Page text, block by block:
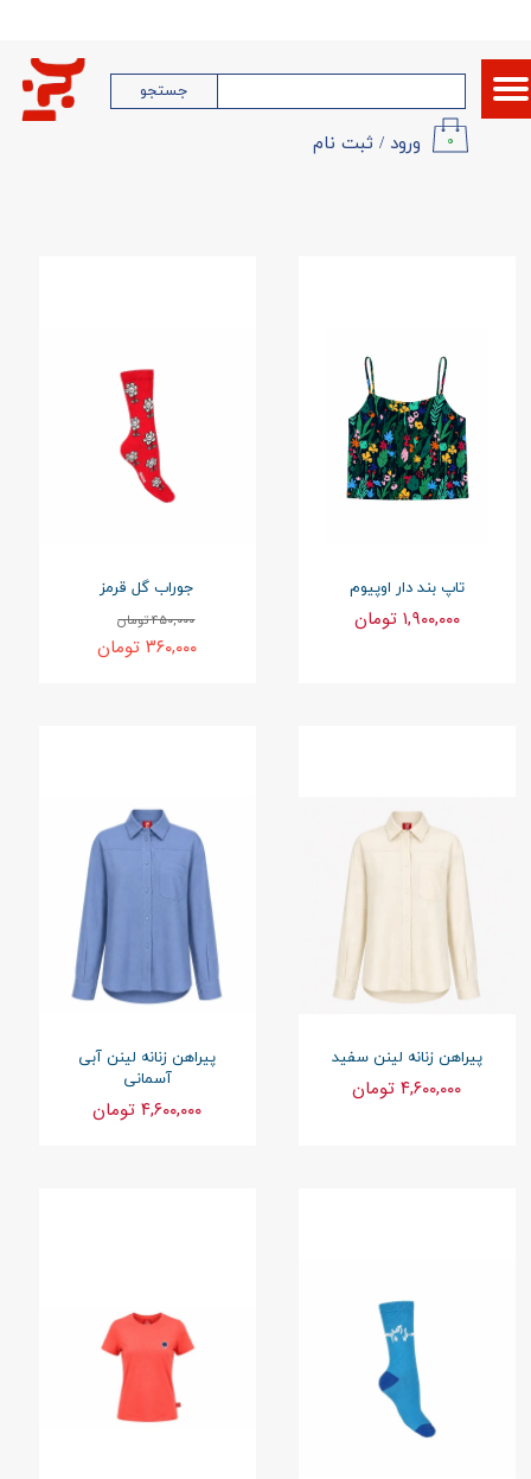
جستجو
۰ ورود / ثبت نام
حساب کاربری من
تغییر گذر واژه
سفارشات
تاپ بند دار اوپیوم
۱,۹۰۰,۰۰۰ تومان
جوراب گل قرمز
۴۵۰,۰۰۰ تومان
۳۶۰,۰۰۰ تومان
پیراهن زنانه لینن سفید
۴,۶۰۰,۰۰۰ تومان
پیراهن زنانه لینن آبی
آسمانی
۴,۶۰۰,۰۰۰ تومان